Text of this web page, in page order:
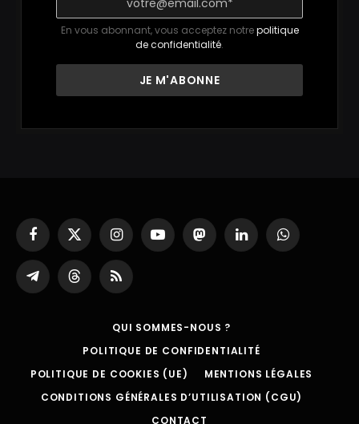
En vous abonnant, vous acceptez notrepolitique
de confidentialité.
Facebook
X
(Twitter)
InstagramYouTubeMastodonLinkedInWhatsApp
Partager
sur
ThreadsRSS
QUI SOMMES-NOUS ?
POLITIQUE DE CONFIDENTIALITÉ
POLITIQUE DE COOKIES (UE)
MENTIONS LÉGALES
CONDITIONS GÉNÉRALES D’UTILISATION (CGU)
CONTACT